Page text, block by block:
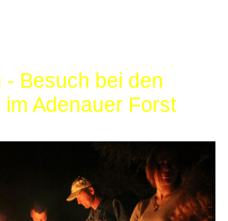
- Besuch bei den
Adenauer Forst